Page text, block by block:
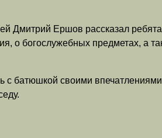
Дмитрий Ершов рассказал
о богослужебных предметах, а
с батюшкой своими